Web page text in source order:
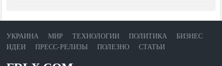
УКРАИНА МИР ТЕХНОЛОГИИ ПОЛИТИКА
БИЗНЕС
ИДЕИ
ПРЕСС-РЕЛИЗЫ ПОЛЕЗНО СТАТЬИ